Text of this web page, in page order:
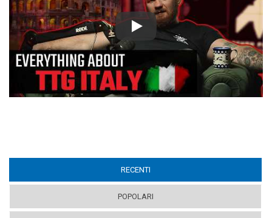
Play
RECENTI
POPOLARI